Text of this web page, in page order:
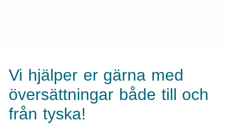
Vi hjälper er gärna med
översättningar både till och
från tyska!